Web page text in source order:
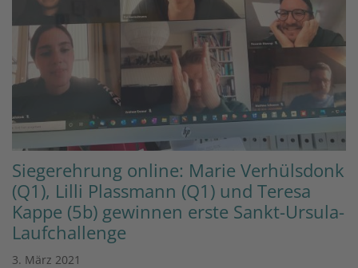
Siegerehrung online: Marie Verhülsdonk
(Q1), Lilli Plassmann (Q1) und Teresa
Kappe (5b) gewinnen erste Sankt-Ursula-
Laufchallenge
3. März 2021